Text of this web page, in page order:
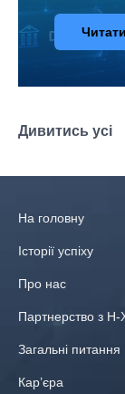
Читати
Дивитись усі
На головну
Історії успіху
Про нас
Партнерство з
Загальні питання
Кар’єра